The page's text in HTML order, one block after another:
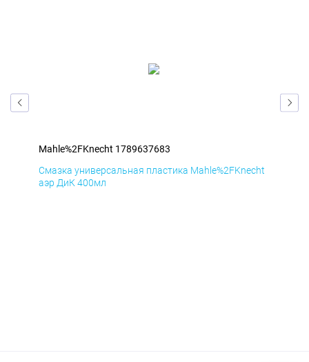
Mahle%2FKnecht 1789637683
Смазка универсальная пластика Mahle%2FKnecht
аэр ДиК 400мл